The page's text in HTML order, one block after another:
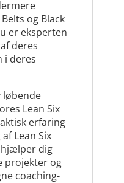
og Black
er eksperten
deres
i deres
løbende
Lean Six
erfaring
Lean Six
hjælper dig
projekter og
coaching-